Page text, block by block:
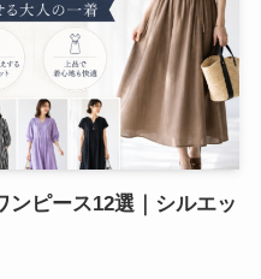
ンピース12選｜シルエッ